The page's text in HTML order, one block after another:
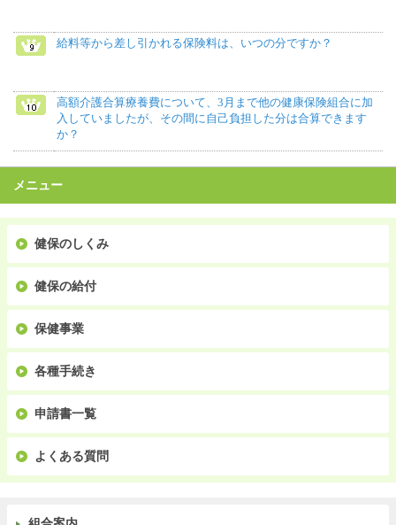
給料等から差し引かれる保険料は、いつの分ですか？
高額介護合算療養費について、3月まで他の健康保険組合に加
入していましたが、その間に自己負担した分は合算できます
か？
メニュー
健保のしくみ
健保の給付
保健事業
各種手続き
申請書一覧
よくある質問